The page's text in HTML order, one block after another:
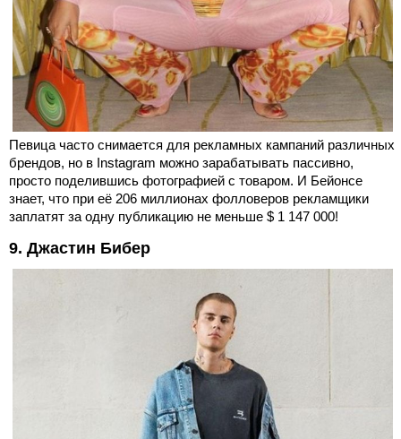
Певица часто снимается для рекламных кампаний различных
брендов, но в Instagram можно зарабатывать пассивно,
просто поделившись фотографией с товаром. И Бейонсе
знает, что при её 206 миллионах фолловеров рекламщики
заплатят за одну публикацию не меньше $ 1 147 000!
9. Джастин Бибер